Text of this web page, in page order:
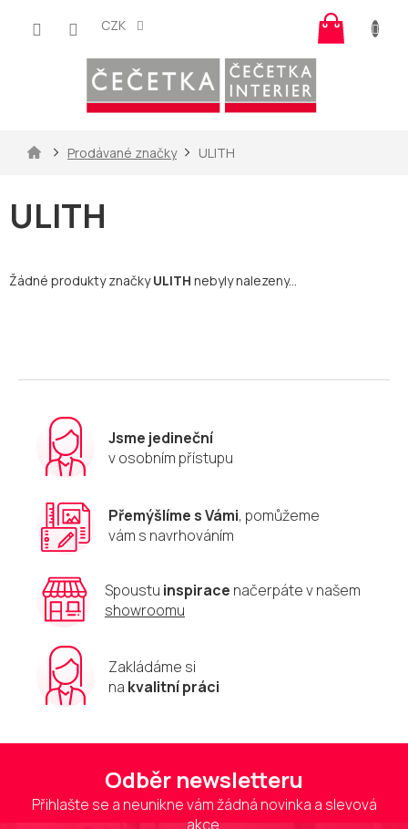
CZK
košík
DomůProdávané značky ULITH
ULITH
Žádné produkty značkyULITH nebyly nalezeny...
Jsme jedineční
v osobním přístupu
Přemýšlíme s Vámi, pomůžeme
vám s navrhováním
Spoustu inspirace načerpáte v našem
showroomu
Zakládáme si
na kvalitní práci
Odběr newsletteru
Přihlašte se a neunikne vám žádná novinka a slevová
akce.